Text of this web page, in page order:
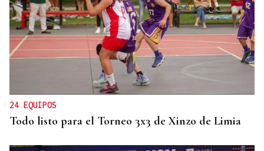
24 EQUIPOS
Todo listo para el Torneo 3x3 de Xinzo de Limia